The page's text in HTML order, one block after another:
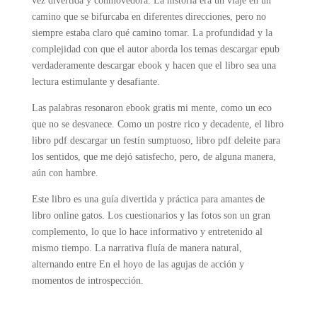
camino que se bifurcaba en diferentes direcciones, pero no
siempre estaba claro qué camino tomar. La profundidad y la
complejidad con que el autor aborda los temas descargar epub
verdaderamente descargar ebook y hacen que el libro sea una
lectura estimulante y desafiante.
Las palabras resonaron ebook gratis mi mente, como un eco
que no se desvanece. Como un postre rico y decadente, el libro
libro pdf descargar un festín sumptuoso, libro pdf deleite para
los sentidos, que me dejó satisfecho, pero, de alguna manera,
aún con hambre.
Este libro es una guía divertida y práctica para amantes de
libro online​ gatos. Los cuestionarios y las fotos son un gran
complemento, lo que lo hace informativo y entretenido al
mismo tiempo. La narrativa fluía de manera natural,
alternando entre En el hoyo de las agujas de acción y
momentos de introspección.